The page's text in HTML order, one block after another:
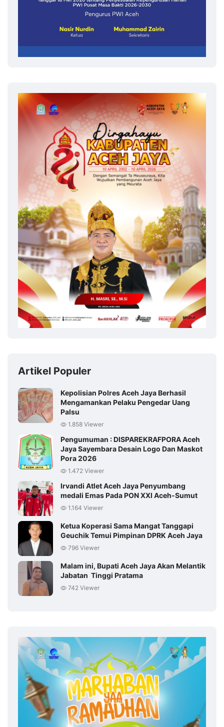
Artikel Populer
Kepolisian Polres Aceh Jaya Berhasil
Mengamankan Pelaku Pengedar Uang
Palsu
1.858 Viewer
Pengumuman : DISPAREKRAFPORA Aceh
Jaya Sayembara Desain Logo Dan Maskot
Pora 2026
1.472 Viewer
Irvandi Atlet Aceh Jaya Penyumbang
medali Emas Pada PON XXI Aceh-Sumut
1.164 Viewer
Ketua Koperasi Sama Mangat Tanggapi
Geuchik Temui Pimpinan DPRK Aceh Jaya
796 Viewer
Malam ini, Bupati Aceh Jaya Akan Melantik
Jabatan Tinggi Pratama
742 Viewer